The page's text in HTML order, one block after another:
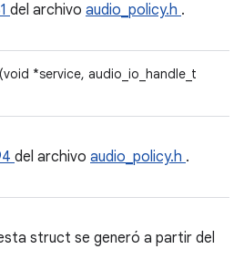
del archivo audio_policy.h .
*service, audio_io_handle_t
del archivo audio_policy.h .
struct se generó a partir del